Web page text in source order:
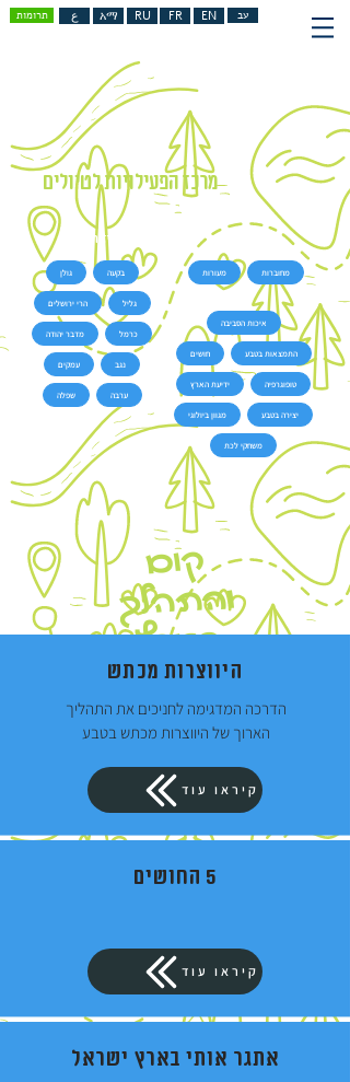
תרומות ع አማ RU FR EN עב
מרכז הפעילויות לטיולים
איזור בארץ
נושא
בקעה גולן
גליל הרי ירושלים
כרמל מדבר יהודה
נגב עמקים
ערבה שפלה
מחוברות מעורות
איכות הסביבה
התמצאות בטבע חושים
טופוגרפיה ידיעת הארץ
יצירה בטבע מגוון ביולוגי
משחקי לכת
קום
והתהלך
בארץ
היווצרות מכתש
הדרכה המדגימה לחניכים את התהליך
הארוך של היווצרות מכתש בטבע
קיראו עוד
5 החושים
קיראו עוד
אתגר אותי בארץ ישראל